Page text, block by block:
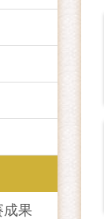
成果